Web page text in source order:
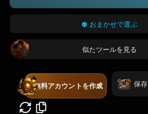
おまかせで選ぶ
似たツールを見る
無料アカウントを作成 保